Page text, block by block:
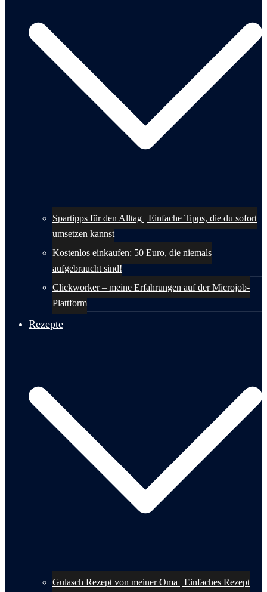
Spartipps für den Alltag | Einfache Tipps, die du sofort
umsetzen kannst
Kostenlos einkaufen: 50 Euro, die niemals
aufgebraucht sind!
Clickworker – meine Erfahrungen auf der Microjob-
Plattform
Rezepte
Gulasch Rezept von meiner Oma | Einfaches Rezept